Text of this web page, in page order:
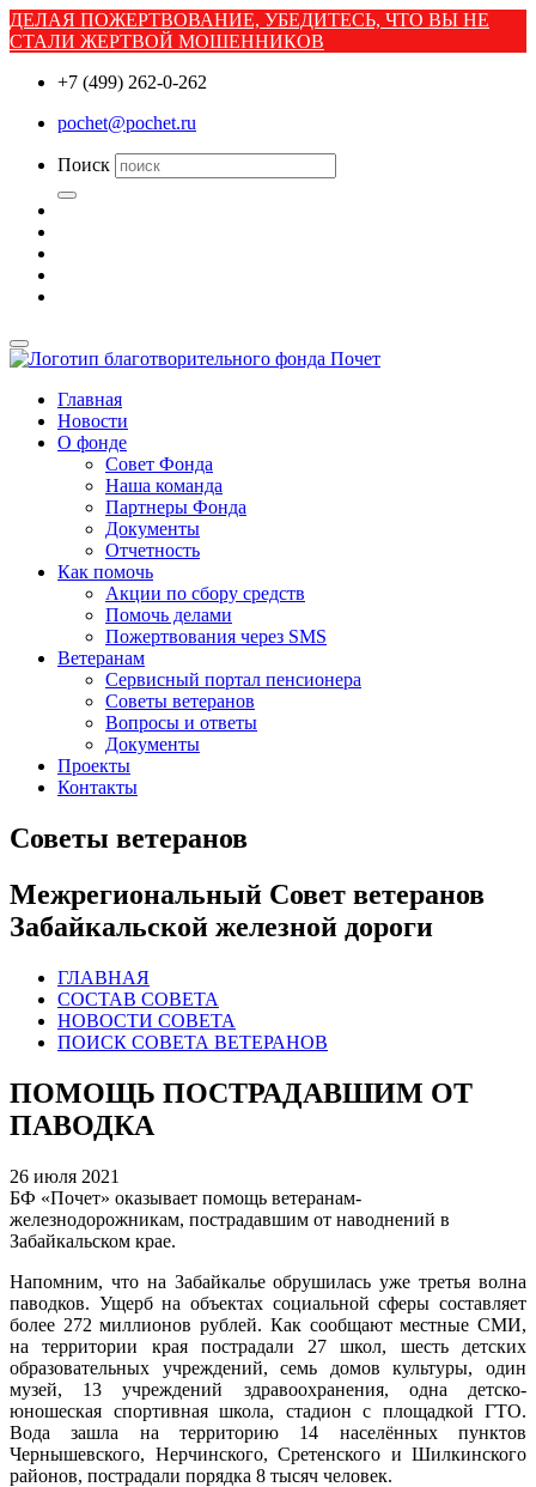
ДЕЛАЯ ПОЖЕРТВОВАНИЕ, УБЕДИТЕСЬ, ЧТО ВЫ НЕ
СТАЛИ ЖЕРТВОЙ МОШЕННИКОВ
+7 (499) 262-0-262
pochet@pochet.ru
Поиск
Главная
Новости
О фонде
Совет Фонда
Наша команда
Партнеры Фонда
Документы
Отчетность
Как помочь
Акции по сбору средств
Помочь делами
Пожертвования через SMS
Ветеранам
Сервисный портал пенсионера
Советы ветеранов
Вопросы и ответы
Документы
Проекты
Контакты
Советы ветеранов
Межрегиональный Совет ветеранов
Забайкальской железной дороги
ГЛАВНАЯ
СОСТАВ СОВЕТА
НОВОСТИ СОВЕТА
ПОИСК СОВЕТА ВЕТЕРАНОВ
ПОМОЩЬ ПОСТРАДАВШИМ ОТ
ПАВОДКА
26 июля 2021
БФ «Почет» оказывает помощь ветеранам-
железнодорожникам, пострадавшим от наводнений в
Забайкальском крае.
Напомним, что на Забайкалье обрушилась уже третья волна
паводков. Ущерб на объектах социальной сферы составляет
более 272 миллионов рублей. Как сообщают местные СМИ,
на территории края пострадали 27 школ, шесть детских
образовательных учреждений, семь домов культуры, один
музей, 13 учреждений здравоохранения, одна детско-
юношеская спортивная школа, стадион с площадкой ГТО.
Вода зашла на территорию 14 населённых пунктов
Чернышевского, Нерчинского, Сретенского и Шилкинского
районов, пострадали порядка 8 тысяч человек.